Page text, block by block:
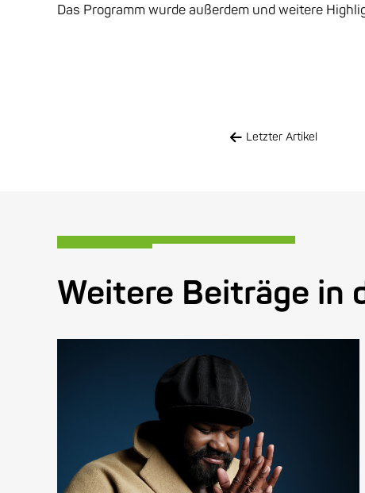
Das Programm wurde außerdem und weitere
Letzter Artikel
Weitere Beiträge in